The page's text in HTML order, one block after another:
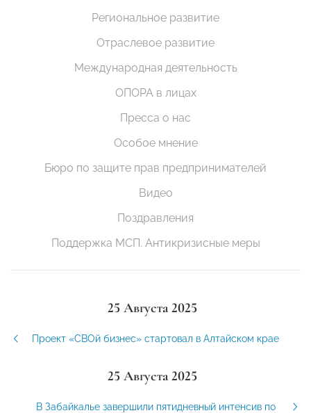
Региональное развитие
Отраслевое развитие
Международная деятельность
ОПОРА в лицах
Пресса о нас
Особое мнение
Бюро по защите прав предпринимателей
Видео
Поздравления
Поддержка МСП. Антикризисные меры
25 Августа 2025
Проект «СВОй бизнес» стартовал в Алтайском крае
25 Августа 2025
В Забайкалье завершили пятидневный интенсив по